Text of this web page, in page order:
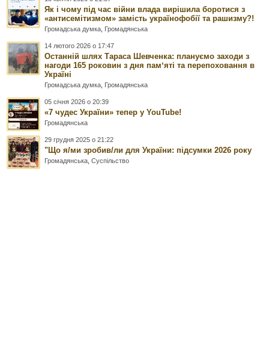
Як і чому під час війни влада вирішила боротися з
«антисемітизмом» замість українофобії та рашизму?!
Громадська думка Громадянська
14 лютого 2026 о 17:47
Останній шлях Тараса Шевченка: плануємо заходи з
нагоди 165 роковин з дня памʼяті та перепоховання в
Україні
Громадська думка Громадянська
05 січня 2026 о 20:39
«7 чудес України» тепер у YouTube!
Громадянська
29 грудня 2025 о 21:22
"Що я/ми зробив/ли для України: підсумки 2026 року
Громадянська ,Суспільство